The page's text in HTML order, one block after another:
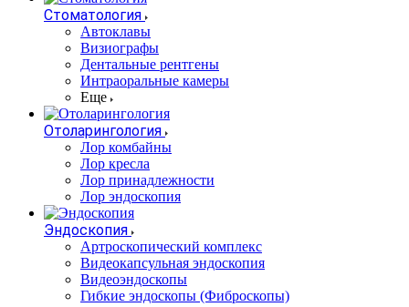
Стоматология
Автоклавы
Визиографы
Дентальные рентгены
Интраоральные камеры
Еще
Отоларингология
Лор комбайны
Лор кресла
Лор принадлежности
Лор эндоскопия
Эндоскопия
Артроскопический комплекс
Видеокапсульная эндоскопия
Видеоэндоскопы
Гибкие эндоскопы (Фиброcкопы)